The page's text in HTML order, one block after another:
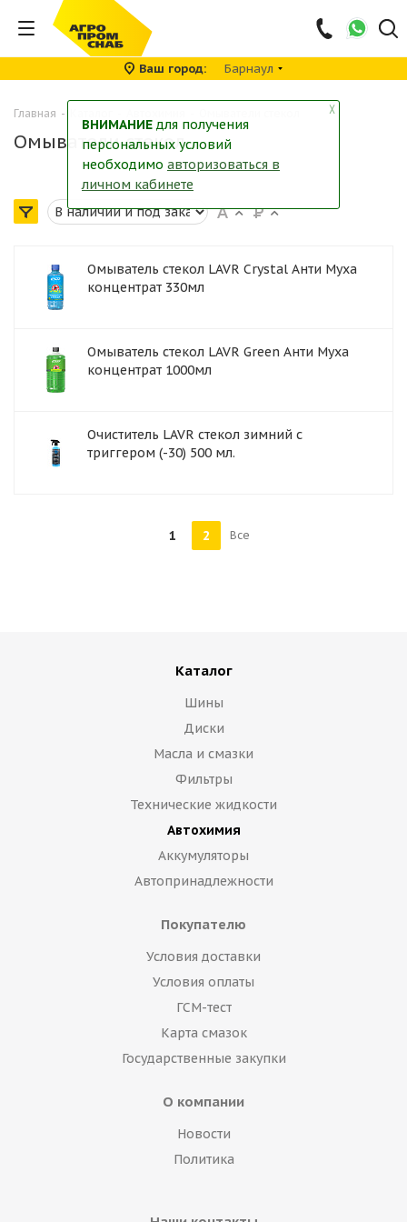
Ваш город Барнаул
Главная -
Омыватели стекол
Омыватель стекол LAVR Crystal Анти Муха
концентрат 330мл
Омыватель стекол LAVR Green Анти Муха
концентрат 1000мл
Очиститель LAVR стекол зимний с
триггером (-30) 500 мл.
1 2 Все
Каталог
Шины
Диски
Масла и смазки
Фильтры
Технические жидкости
Автохимия
Аккумуляторы
Автопринадлежности
Покупателю
Условия доставки
Условия оплаты
ГСМ-тест
Карта смазок
Государственные закупки
О компании
Новости
Политика
╳
ВНИМАНИЕ для получения
персональных условий
необходимо авторизоваться в
личном кабинете